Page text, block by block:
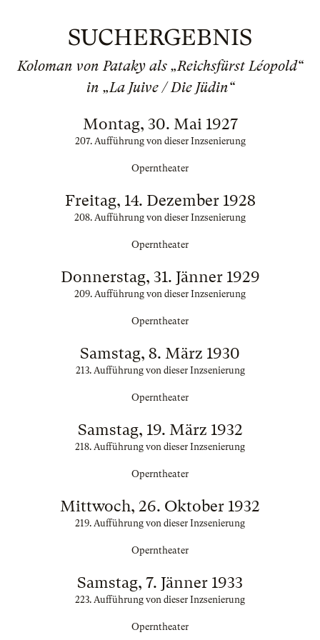
SUCHERGEBNIS
Koloman von Pataky als „Reichsfürst Léopold“
in „La Juive / Die Jüdin“
Montag, 30. Mai 1927
207. Aufführung von dieser Inzsenierung
Operntheater
Freitag, 14. Dezember 1928
208. Aufführung von dieser Inzsenierung
Operntheater
Donnerstag, 31. Jänner 1929
209. Aufführung von dieser Inzsenierung
Operntheater
Samstag, 8. März 1930
213. Aufführung von dieser Inzsenierung
Operntheater
Samstag, 19. März 1932
218. Aufführung von dieser Inzsenierung
Operntheater
Mittwoch, 26. Oktober 1932
219. Aufführung von dieser Inzsenierung
Operntheater
Samstag, 7. Jänner 1933
223. Aufführung von dieser Inzsenierung
Operntheater